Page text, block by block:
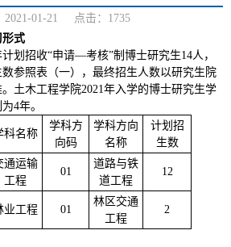
2021-01-21 点击： 1735
形式
划招收“申请—考核”制博士研究生14人，
参照表（一），最终招生人数以研究生院
土木工程学院2021年入学的博士研究生学
4年。
科名称
学科方
向码
学科方向
名称
计划招
生数
通运输
工程
01
道路与铁
道工程
12
业工程 01
林区交通
工程
2